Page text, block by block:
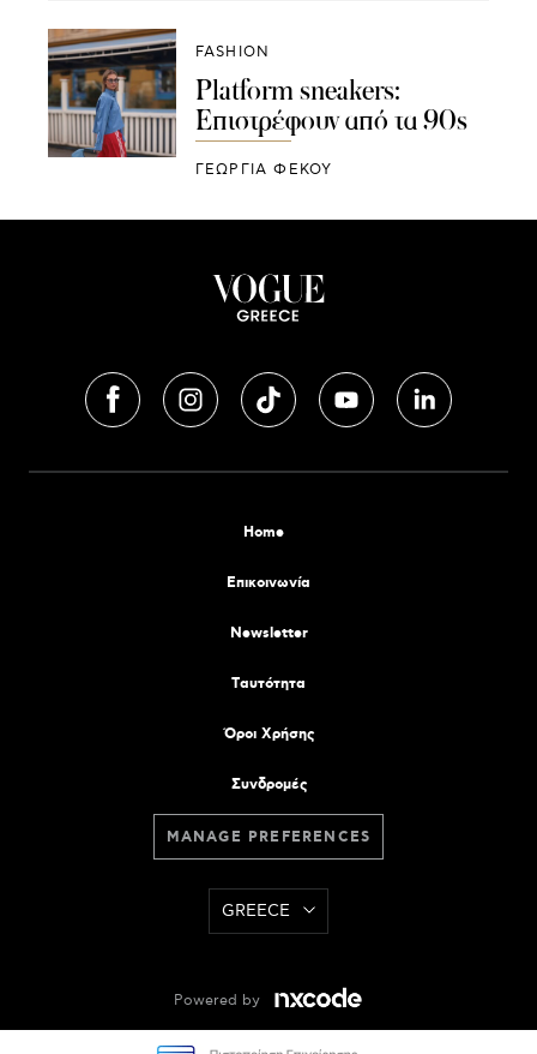
FASHION
Platform sneakers:
Επιστρέφουν από τα 90s
ΓΕΩΡΓΙΑ ΦΕΚΟΥ
Home
Επικοινωνία
Newsletter
Tαυτότητα
Όροι Χρήσης
Συνδρομές
MANAGE PREFERENCES
GREECE
Powered by